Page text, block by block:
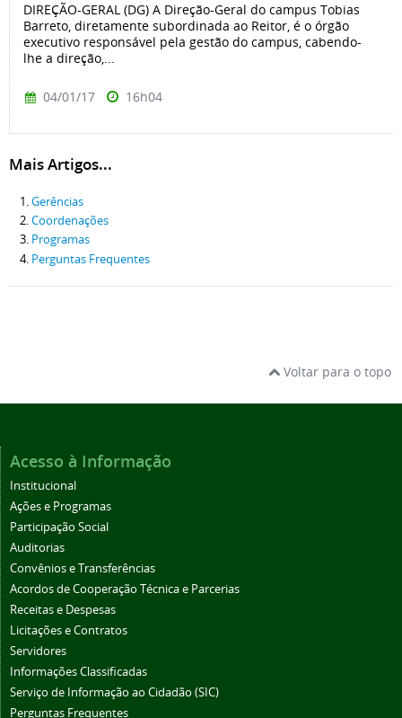
DIREÇÃO-GERAL (DG) A Direção-Geral do campus Tobias
Barreto, diretamente subordinada ao Reitor, é o órgão
executivo responsável pela gestão do campus, cabendo-
lhe a direção,...
04/01/17 16h04
Mais Artigos...
Gerências
Coordenações
Programas
Perguntas Frequentes
Voltar para o topo
Acesso à Informação
Institucional
Ações e Programas
Participação Social
Auditorias
Convênios e Transferências
Acordos de Cooperação Técnica e Parcerias
Receitas e Despesas
Licitações e Contratos
Servidores
Informações Classificadas
Serviço de Informação ao Cidadão (SIC)
Perguntas Frequentes